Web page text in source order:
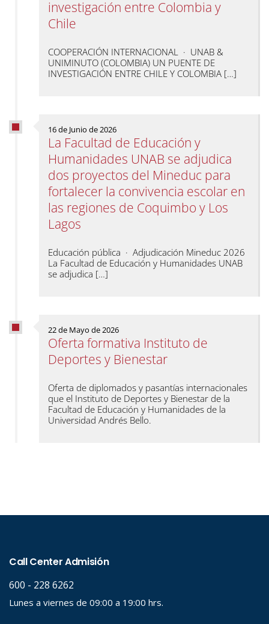
investigación entre Colombia y
Chile
COOPERACIÓN INTERNACIONAL · UNAB &
UNIMINUTO (COLOMBIA) UN PUENTE DE
INVESTIGACIÓN ENTRE CHILE Y COLOMBIA […]
16 de Junio de 2026
La Facultad de Educación y
Humanidades UNAB se adjudica
dos proyectos del Mineduc para
fortalecer la convivencia escolar en
las regiones de Coquimbo y Los
Lagos
Educación pública · Adjudicación Mineduc 2026
La Facultad de Educación y Humanidades UNAB
se adjudica […]
22 de Mayo de 2026
Oferta formativa Instituto de
Deportes y Bienestar
Oferta de diplomados y pasantías internacionales
que el Instituto de Deportes y Bienestar de la
Facultad de Educación y Humanidades de la
Universidad Andrés Bello.